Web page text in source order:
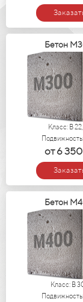
Бетон
Класс: В
от 6
Бетон
Класс: В